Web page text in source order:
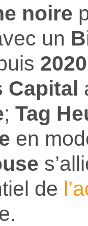
noire
un
2020
Capital
; Tag
en
de